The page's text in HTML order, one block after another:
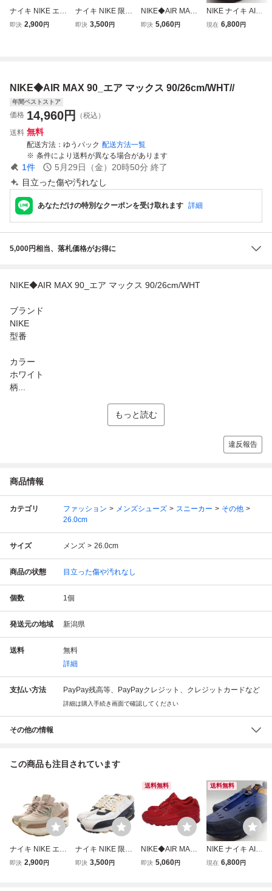
ナイキ NIKE エア
マックス W AIR M
/HN
即決 2,900円
ナイキ NIKE 限定
WMNS AIR MAX 9
即決 3,500円
NIKE◆AIR MAX 9
0_エアマックス 9
即決 5,060円
NIKE ナイキ AIR
MAX エアマック
現在 6,800円
NIKE◆AIR MAX 90_エア マックス 90/26cm/WHT//
年間ベストストア
価格 14,960円
（税込）
送料 無料
配送方法 ゆうパック 配送方法一覧
条件により送料が異なる場合があります
1件 5月29日（金）20時50分 終了
目立った傷や汚れなし
あなただけの特別なクーポンを受け取れます 詳細
5,000円相当、落札価格がお得に
NIKE◆AIR MAX 90_エア マックス 90/26cm/WHT
ブランド
NIKE
型番
カラー
ホワイト
柄...
もっと読む
違反報告
商品情報
カテゴリ ファッション メンズシューズ スニーカー
その他
26.0cm
サイズ メンズ 26.0cm
商品の状態 目立った傷や汚れなし
個数 1個
発送元の地域 新潟県
送料
無料
詳細
支払い方法 PayPay残高等、PayPayクレジット、クレジットカードなど
詳細は購入手続き画面で確認してください
その他の情報
この商品も注目されています
ナイキ NIKE エア
マックス W AIR M
即決 2,900円
ナイキ NIKE 限定
WMNS AIR MAX 9
即決 3,500円
送料無料
NIKE◆AIR MAX 9
0_エアマックス 9
即決 5,060円
送料無料
NIKE ナイキ AIR
MAX エアマック
現在 6,800円